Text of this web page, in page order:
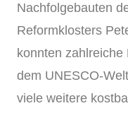
Nachfolgebauten
Reformklosters
konnten
dem UNESCO-
viele weitere